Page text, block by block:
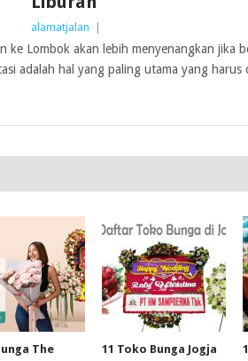
alamatjalan
ke Lombok akan lebih menyenangkan jika
adalah hal yang paling utama yang harus
The
11 Toko Bunga Jogja